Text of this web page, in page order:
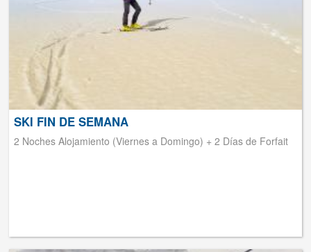
SKI FIN DE SEMANA
2 Noches Alojamiento (Viernes a Domingo) + 2 Días de Forfait